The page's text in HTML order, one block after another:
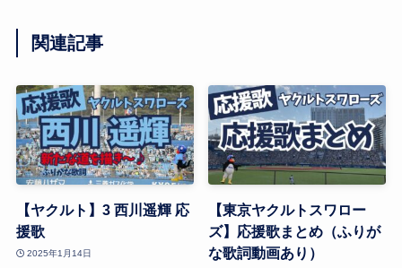
関連記事
【ヤクルト】3 西川遥輝 応
援歌
2025年1月14日
【東京ヤクルトスワロー
ズ】応援歌まとめ（ふりが
な歌詞動画あり）